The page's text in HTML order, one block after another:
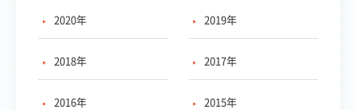
2020年 2019年
2018年 2017年
2016年 2015年